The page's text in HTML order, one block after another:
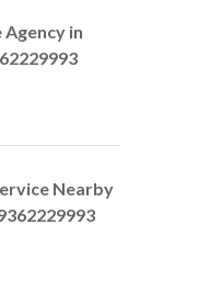
Agency in
Nearby